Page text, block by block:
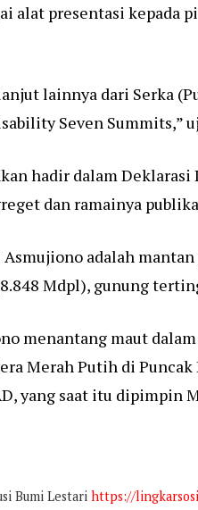
alat presentasi kepada
lainnya dari Serka
Seven Summits,”
hadir dalam
dan ramainya
adalah
Mdpl), gunung
menantang maut
Merah Putih di
yang saat itu dipimpin
Bumi Lestari https://